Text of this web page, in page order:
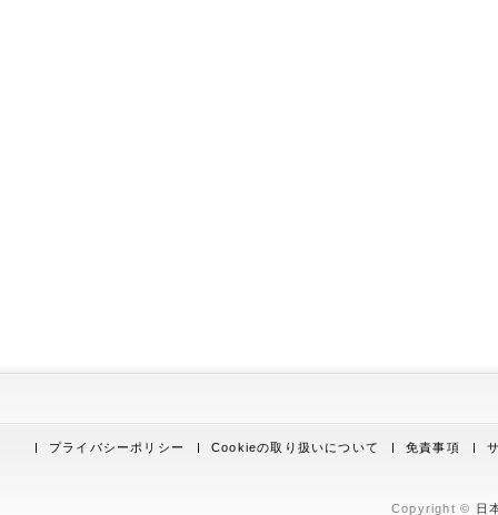
プライバシーポリシー Cookieの取り扱いについて 免責事項
Copyright © 日